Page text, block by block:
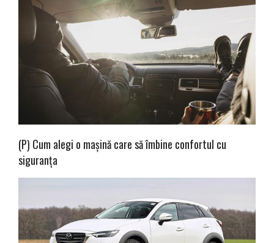
(P) Cum alegi o mașină care să îmbine confortul cu
siguranța